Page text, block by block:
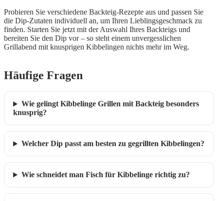
Probieren Sie verschiedene Backteig-Rezepte aus und passen Sie
die Dip-Zutaten individuell an, um Ihren Lieblingsgeschmack zu
finden. Starten Sie jetzt mit der Auswahl Ihres Backteigs und
bereiten Sie den Dip vor – so steht einem unvergesslichen
Grillabend mit knusprigen Kibbelingen nichts mehr im Weg.
Häufige Fragen
Wie gelingt Kibbelinge Grillen mit Backteig besonders
knusprig?
Welcher Dip passt am besten zu gegrillten Kibbelingen?
Wie schneidet man Fisch für Kibbelinge richtig zu?